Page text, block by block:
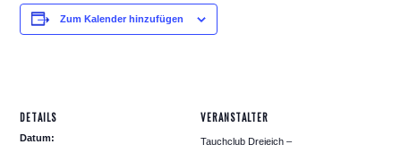
Zum Kalender hinzufügen
DETAILS
Datum:
VERANSTALTER
Tauchclub Dreieich –